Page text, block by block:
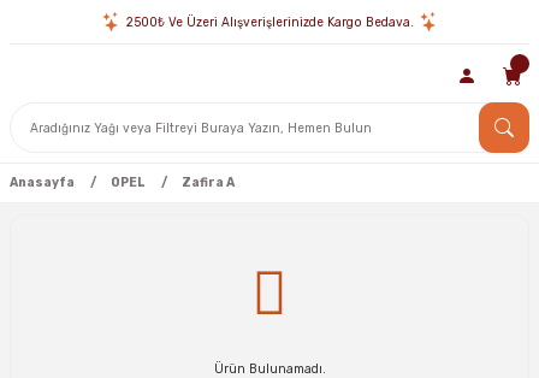
2500₺ Ve Üzeri Alışverişlerinizde Kargo Bedava.
Anasayfa OPEL Zafira A
Ürün Bulunamadı.